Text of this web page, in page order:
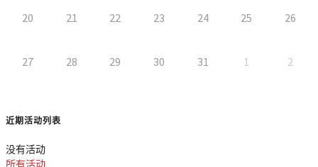
20 21 22 23 24 25 26
27 28 29 30 31 1 2
近期活动列表
没有活动
所有活动